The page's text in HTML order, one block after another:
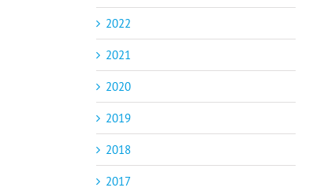
2022
2021
2020
2019
2018
2017